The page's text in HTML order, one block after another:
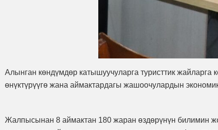
Алынган көндүмдөр катышуучуларга туристтик жайларга
өнүктүрүүгө жана аймактардагы жашоочулардын
Жалпысынан 8 аймактан 180 жаран өздөрүнүн билимин